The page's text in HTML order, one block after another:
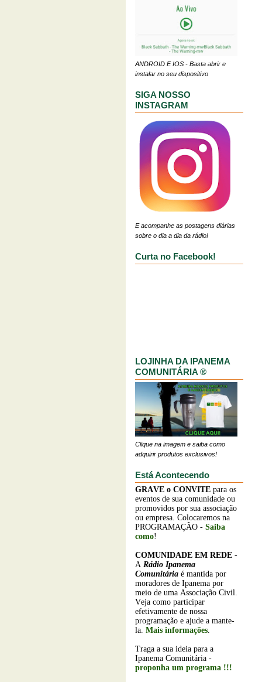
ANDROID E IOS - Basta abrir e
instalar no seu dispositivo
SIGA NOSSO
INSTAGRAM
E acompanhe as postagens diárias
sobre o dia a dia da rádio!
Curta no Facebook!
LOJINHA DA IPANEMA
COMUNITÁRIA ®
Clique na imagem e saiba como
adquirir produtos exclusivos!
Está Acontecendo
GRAVE o CONVITE para os
eventos de sua comunidade ou
promovidos por sua associação
ou empresa. Colocaremos na
PROGRAMAÇÃO - Saiba
como!
COMUNIDADE EM REDE -
A Rádio Ipanema
Comunitária é mantida por
moradores de Ipanema por
meio de uma Associação Civil.
Veja como participar
efetivamente de nossa
programação e ajude a mante-
la. Mais informações.
Traga a sua ideia para a
Ipanema Comunitária -
proponha um programa !!!